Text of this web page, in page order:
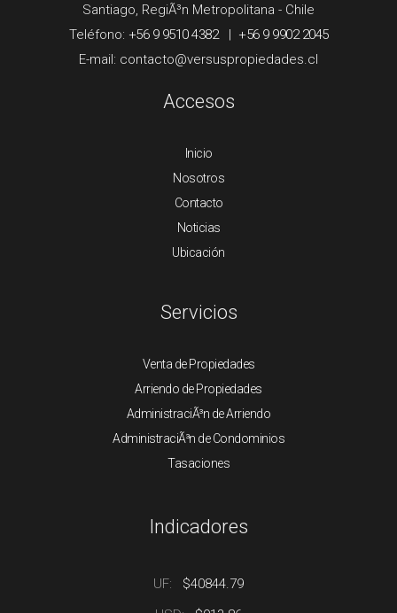
Santiago, RegiÃ³n Metropolitana - Chile
Teléfono: +56 9 9510 4382| +56 9 9902 2045
E-mail:
Accesos
Inicio
Nosotros
Contacto
Noticias
Ubicación
Servicios
Venta de Propiedades
Arriendo de Propiedades
AdministraciÃ³n de Arriendo
AdministraciÃ³n de Condominios
Tasaciones
Indicadores
UF: $40844.79